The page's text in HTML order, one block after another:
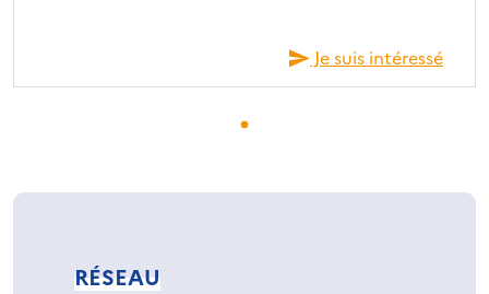
Je suis intéressé
RÉSEAU